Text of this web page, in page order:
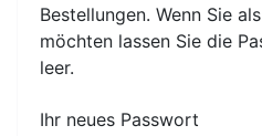
Bestellungen. Wenn Sie
möchten lassen Sie die
leer.
Ihr neues Passwort